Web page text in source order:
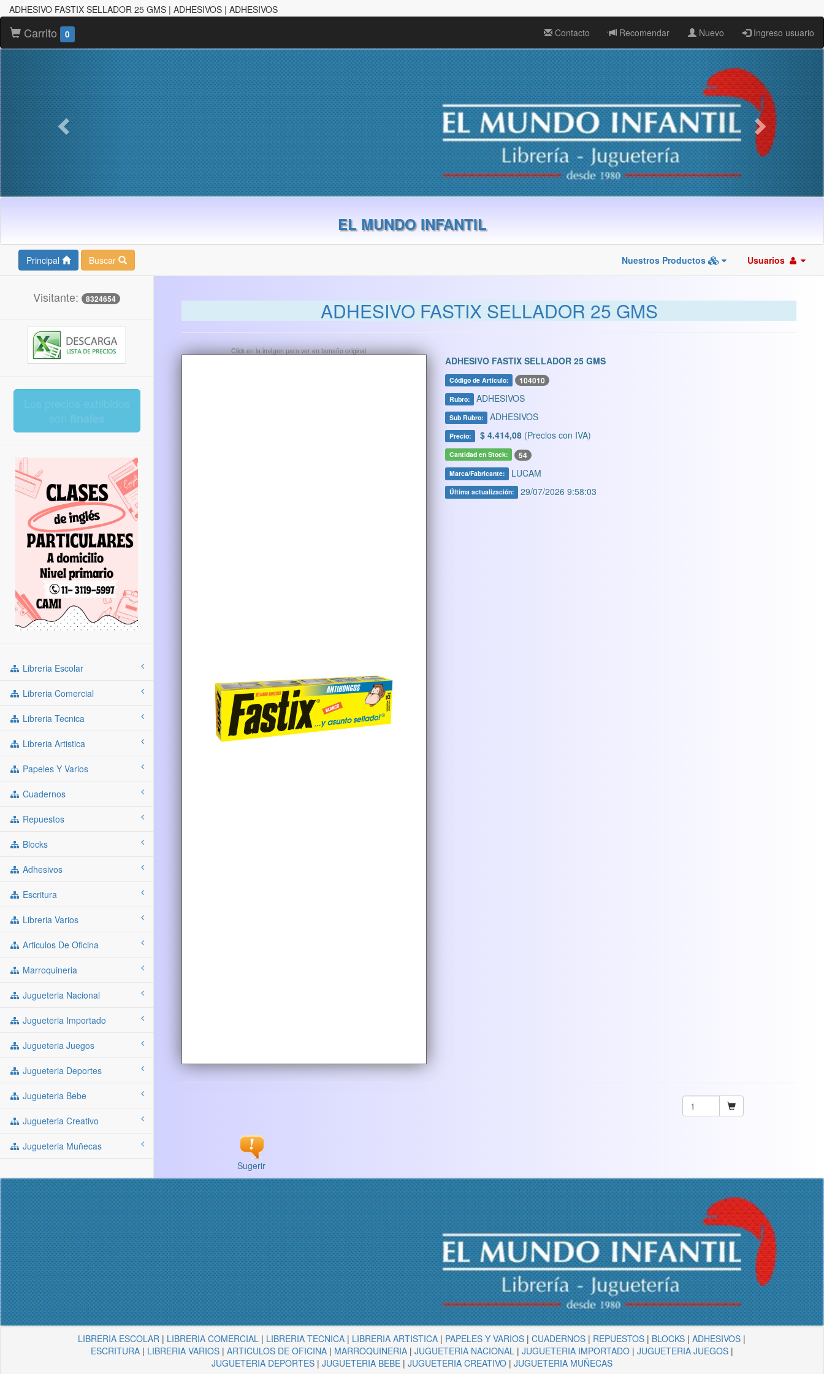
ADHESIVO FASTIX SELLADOR 25 GMS | ADHESIVOS | ADHESIVOS
Carrito 0 Contacto Recomendar Nuevo Ingreso usuario
EL MUNDO INFANTIL
Principal Buscar Nuestros Productos Usuarios
Visitante: 8324654
Libreria Escolar
Libreria Comercial
Libreria Tecnica
Libreria Artistica
Papeles Y Varios
Cuadernos
Repuestos
Blocks
Adhesivos
Escritura
Libreria Varios
Articulos De Oficina
Marroquineria
Jugueteria Nacional
Jugueteria Importado
Jugueteria Juegos
Jugueteria Deportes
Jugueteria Bebe
Jugueteria Creativo
Jugueteria Muñecas
ADHESIVO FASTIX SELLADOR 25 GMS
Click en la imágen para ver en tamaño original
ADHESIVO FASTIX SELLADOR 25 GMS
Código de Artículo: 104010
Rubro: ADHESIVOS
Sub Rubro: ADHESIVOS
Precio: $ 4.414,08 (Precios con IVA)
Cantidad en Stock: 54
Marca/Fabricante: LUCAM
Última actualización: 29/07/2026 9:58:03
Sugerir
LIBRERIA ESCOLAR | LIBRERIA COMERCIAL | LIBRERIA TECNICA | LIBRERIA ARTISTICA | PAPELES Y VARIOS |CUADERNOS | REPUESTOS | BLOCKS |ADHESIVOS |
ESCRITURA| LIBRERIA VARIOS| ARTICULOS DE OFICINA| MARROQUINERIA| JUGUETERIA NACIONAL | JUGUETERIA IMPORTADO| JUGUETERIA JUEGOS|
JUGUETERIA DEPORTES| JUGUETERIA BEBE| JUGUETERIA CREATIVO| JUGUETERIA MUÑECAS